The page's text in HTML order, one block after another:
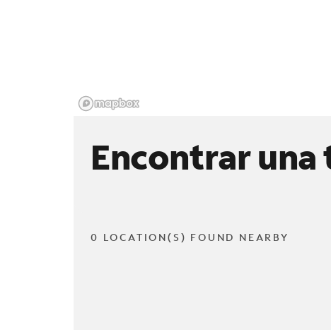
Encontrar una
0 LOCATION(S) FOUND NEARBY